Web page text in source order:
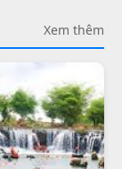
Xem thêm